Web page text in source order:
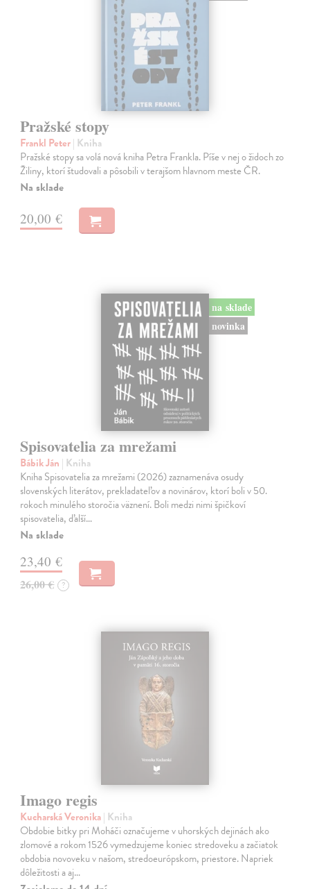
Pražské stopy
Frankl Peter| Kniha
Pražské stopy sa volá nová kniha Petra Frankla. Píše v nej o židoch zo
Žiliny, ktorí študovali a pôsobili v terajšom hlavnom meste ČR.
Na sklade
20,00 €
na sklade
novinka
Spisovatelia za mrežami
Bábik Ján | Kniha
Kniha Spisovatelia za mrežami (2026) zaznamenáva osudy
slovenských literátov, prekladateľov a novinárov, ktorí boli v 50.
rokoch minulého storočia väznení. Boli medzi nimi špičkoví
spisovatelia, ďalší…
Na sklade
23,40 €
26,00 € ?
Imago regis
Kucharská Veronika| Kniha
Obdobie bitky pri Moháči označujeme v uhorských dejinách ako
zlomové a rokom 1526 vymedzujeme koniec stredoveku a začiatok
obdobia novoveku v našom, stredoeurópskom, priestore. Napriek
dôležitosti a aj…